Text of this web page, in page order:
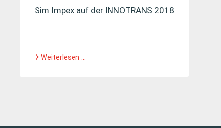
Sim Impex auf der INNOTRANS 2018
Weiterlesen ...